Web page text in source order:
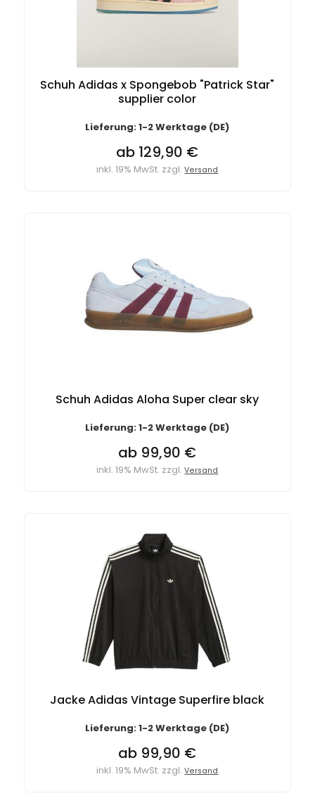
Schuh Adidas x Spongebob "Patrick Star"
supplier color
Lieferung: 1-2 Werktage (DE)
ab 129,90 €
inkl. 19% MwSt. zzgl.Versand
Schuh Adidas Aloha Super clear sky
Lieferung: 1-2 Werktage (DE)
ab 99,90 €
inkl. 19% MwSt. zzgl.Versand
Jacke Adidas Vintage Superfire black
Lieferung: 1-2 Werktage (DE)
ab 99,90 €
inkl. 19% MwSt. zzgl.Versand